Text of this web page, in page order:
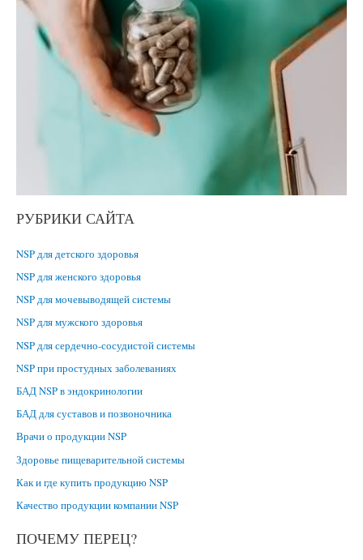
РУБРИКИ САЙТА
NSP для детского здоровья
NSP для женского здоровья
NSP для мочевыводящей системы
NSP для мужского здоровья
NSP для сердечно-сосудистой системы
NSP при простудных заболеваниях
БАД NSP в эндокринологии
БАД для суставов и позвоночника
Врачи о продукции NSP
Здоровье пищеварительной системы
Как и где купить продукцию NSP
Качество продукции компании NSP
ПОЧЕМУ ПЕРЕЦ?